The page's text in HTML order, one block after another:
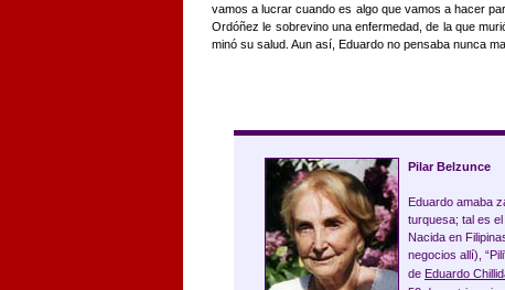
vamos a lucrar cuando es algo que vamos a hacer
Ordóñez le sobrevino una enfermedad, de la que
minó su salud. Aun así, Eduardo no pensaba nunca
Pilar Belzunce
Eduardo amaba
turquesa; tal es
Nacida en
negocios allí),
de Eduardo